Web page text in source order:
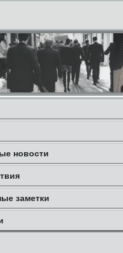
новости
заметки